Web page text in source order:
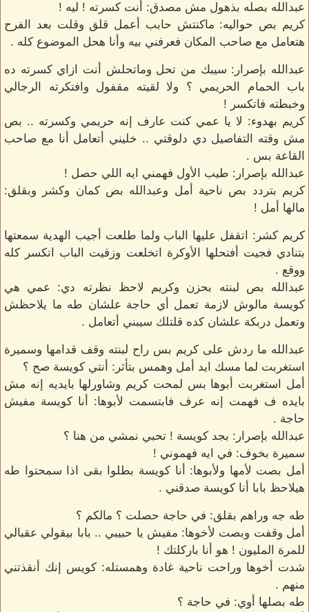
عبدالله بصله بذهول مش مصدق: أنت كسرته ! ليه !
كريم بص حواليه: ماكنتش حابب أعمل قلق وقلت بعد الفرح
هتعامل مع صاحب المكان فعرفني بيه وأنا هحل الموضوع كله .
عبدالله بإصرار: سيبك من تحل وماتحلش أنت ازاي كسرته ده
باب الحمام الحريمي ؟ ولا لقيته مقفول وافتكرته الرجالي
وخبطته فاتكسر !
كريم بهدوء: لا يا عمي كنت عارف إنه حريمي وكسرته .. بص
مش وقته التفاصيل دي دلوقتي .. خليني أتعامل أنا مع صاحب
القاعة بس .
عبدالله بإصرار: طيب الأول فهمني ايه اللي حصل !
كريم بتردد بص ناحية أمل وعبدالله بص كمان وكشر وبقلق:
مالها أمل !
كريم كشر: اتقفل عليها الباب ولما طلعت أجيب الهدية سمعتها
بتنادي فجيت أفتحلها الأوكرة اتخلعت وزقيت الباب اتكسر كله
ووقع .
عبدالله بص لبنته بحزن وكريم لاحظ نظرته دي: عمي هي
كويسة مالوش لازمة تعمل أي حاجة علشان طه ما يلاحظش
وتعمل دربكة علشان كده قلتلك سيبني أتعامل .
عبدالله ما ردش على كريم بس راح لبنته وقف قدامها وسميرة
استغربت لما مسك ايد أمل وهمس بتأثر: أنتي كويسة صح ؟
أمل استغربت أبوها بس لمحت كريم وشاورلها بايديه إنه مش
بايده ف فهمت إنه عرف فابتسمت لأبوها: أنا كويسة مفيش
حاجة .
عبدالله بإصرار: بجد كويسة ! تحبي نمشي من هنا ؟
سميرة بخوف: في ايه فهموني !
أمل بصت لأمها ولأبوها: أنا كويسة بطلوا بقى اذا سمحتوا طه
هيلاحظ بابا أنا كويسة صدقني .
طه جه وراهم بقلق: في حاجة حصلت ؟ مالكم ؟
أمل وقفت وبصت لأخوها: مفيش يا حبيبي .. بابا بيقولي عقبالي
للمرة المليون ! هو أنا باركلتك !
شدت أخوها وراحت ناحية غادة وهمستله: كويس إنك أنقذتني
منهم .
طه بصلها أوي: في حاجة ؟